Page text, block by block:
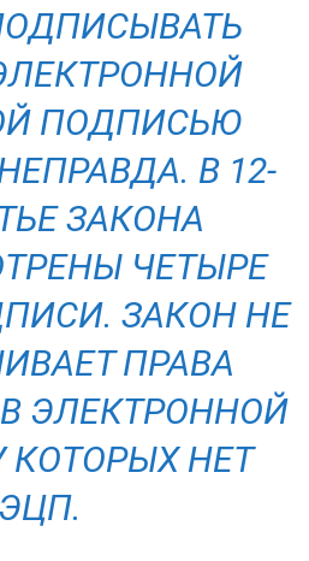
ПОДПИСЬЮ
В 12-
ЗАКОНА
ЧЕТЫРЕ
ЗАКОН НЕ
ПРАВА
ЭЛЕКТРОННОЙ
КОТОРЫХ НЕТ
ЭЦП.